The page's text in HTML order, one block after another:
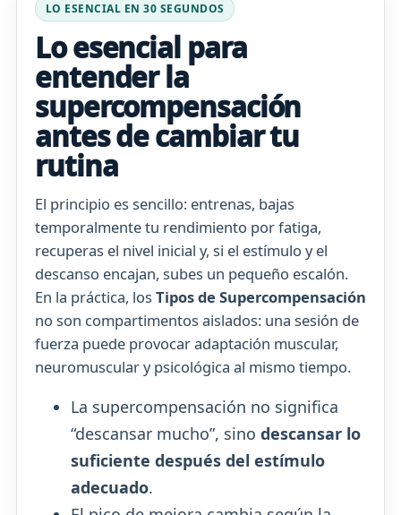
LO ESENCIAL EN 30 SEGUNDOS
Lo esencial para
entender la
supercompensación
antes de cambiar tu
rutina
El principio es sencillo: entrenas, bajas
temporalmente tu rendimiento por fatiga,
recuperas el nivel inicial y, si el estímulo y el
descanso encajan, subes un pequeño escalón.
En la práctica, los Tipos de Supercompensación
no son compartimentos aislados: una sesión de
fuerza puede provocar adaptación muscular,
neuromuscular y psicológica al mismo tiempo.
La supercompensación no significa
“descansar mucho”, sino descansar lo
suficiente después del estímulo
adecuado.